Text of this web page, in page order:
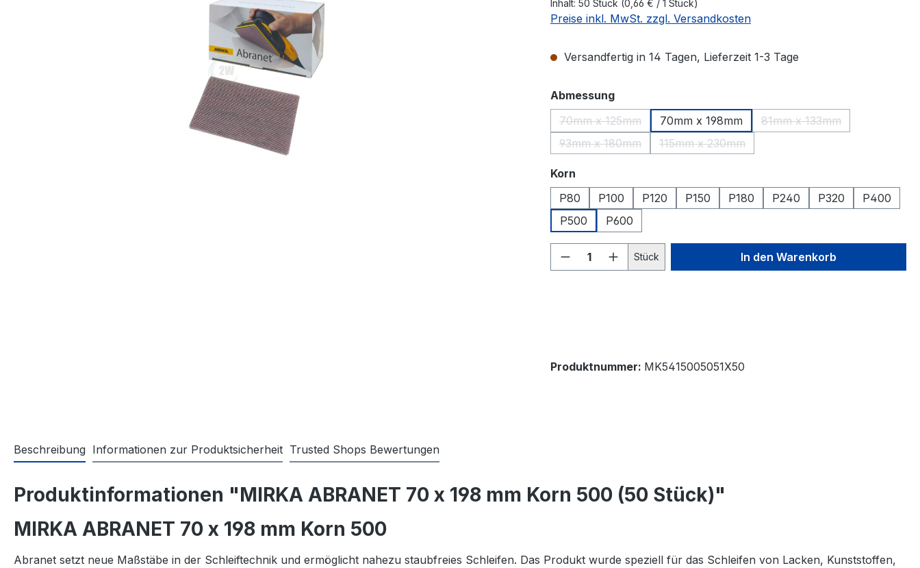
Inhalt: 50 Stück (0,66 € / 1 Stück)
Preise inkl. MwSt. zzgl. Versandkosten
Versandfertig in 14 Tagen, Lieferzeit 1-3 Tage
Abmessungauswählen
70mm x 125mm
(Diese Option ist zurzeit nicht verfügbar.)
70mm x 198mm 81mm x 133mm
(Diese Option ist zurzeit
93mm x 180mm
(Diese Option ist zurzeit nicht verfügbar.)
115mm x 230mm
(Diese Option ist zurzeit nicht verfügbar.)
Korn
P80
P100 P120 P150 P180 P240 P320
P400
P500
P600
Produkt Anzahl: Gib den gewünschten Wert
Stück In den Warenkorb
Produktnummer: MK5415005051X50
Beschreibung Informationen zur Produktsicherheit Trusted Shops Bewertungen
Produktinformationen "MIRKA ABRANET 70 x 198 mm Korn 500 (50 Stück)"
MIRKA ABRANET 70 x 198 mm Korn 500
Abranet setzt neue Maßstäbe in der Schleiftechnik und ermöglicht nahezu staubfreies Schleifen. Das Produkt wurde speziell für das Schleifen von Lacken, Kunststoffen,